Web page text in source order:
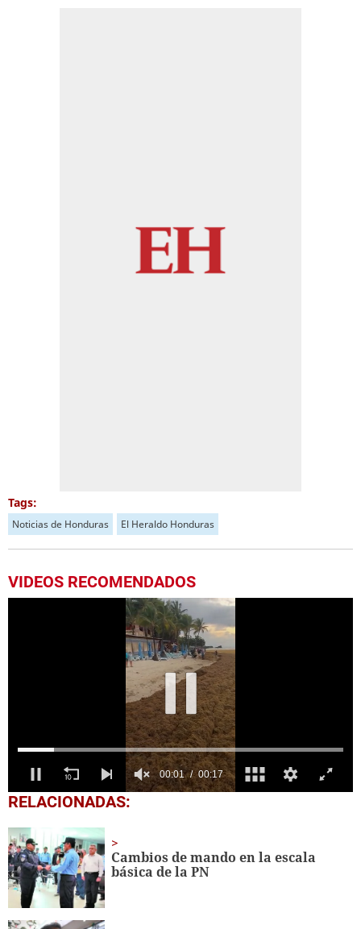
Tags:
Noticias de Honduras El Heraldo Honduras
VIDEOS RECOMENDADOS
0
seconds
17
seconds
RELACIONADAS:
Cambios de mando en la escala
básica de la PN